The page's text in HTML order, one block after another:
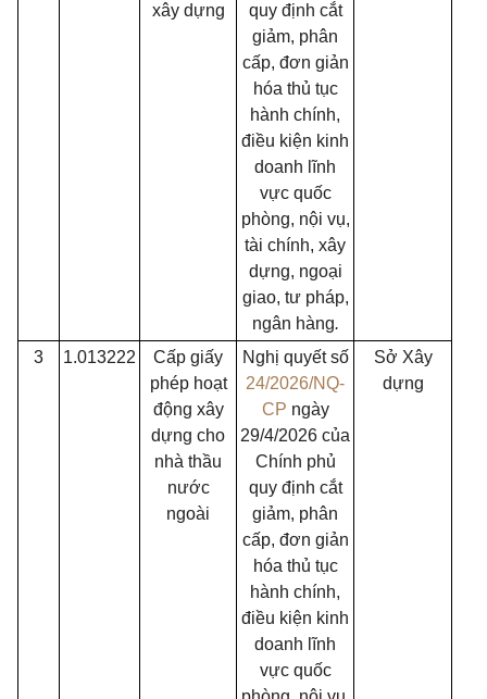
xây dựng
quy định cắt
giảm, phân
cấp, đơn giản
hóa thủ tục
hành chính,
điều kiện kinh
doanh lĩnh
vực quốc
phòng, nội vụ,
tài chính, xây
dựng, ngoại
giao, tư pháp,
ngân hàng.
3 1.013222
Cấp giấy
phép hoạt
động xây
dựng cho
nhà thầu
nước
ngoài
Nghị quyết số
24/2026/NQ-
CP ngày
29/4/2026 của
Chính phủ
quy định cắt
giảm, phân
cấp, đơn giản
hóa thủ tục
hành chính,
điều kiện kinh
doanh lĩnh
vực quốc
Sở Xây
dựng